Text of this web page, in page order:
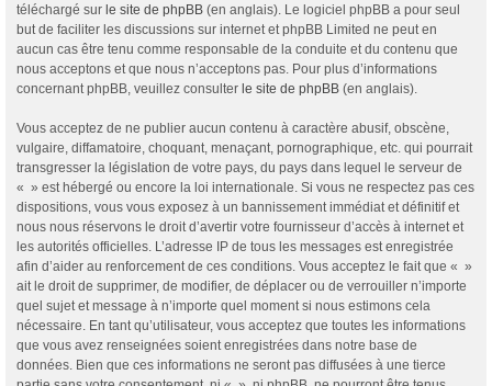
téléchargé sur le site de phpBB (en anglais). Le logiciel phpBB a pour seul
but de faciliter les discussions sur internet et phpBB Limited ne peut en
aucun cas être tenu comme responsable de la conduite et du contenu que
nous acceptons et que nous n’acceptons pas. Pour plus d’informations
concernant phpBB, veuillez consulter le site de phpBB (en anglais).
Vous acceptez de ne publier aucun contenu à caractère abusif, obscène,
vulgaire, diffamatoire, choquant, menaçant, pornographique, etc. qui pourrait
transgresser la législation de votre pays, du pays dans lequel le serveur de
« » est hébergé ou encore la loi internationale. Si vous ne respectez pas ces
dispositions, vous vous exposez à un bannissement immédiat et définitif et
nous nous réservons le droit d’avertir votre fournisseur d’accès à internet et
les autorités officielles. L’adresse IP de tous les messages est enregistrée
afin d’aider au renforcement de ces conditions. Vous acceptez le fait que « »
ait le droit de supprimer, de modifier, de déplacer ou de verrouiller n’importe
quel sujet et message à n’importe quel moment si nous estimons cela
nécessaire. En tant qu’utilisateur, vous acceptez que toutes les informations
que vous avez renseignées soient enregistrées dans notre base de
données. Bien que ces informations ne seront pas diffusées à une tierce